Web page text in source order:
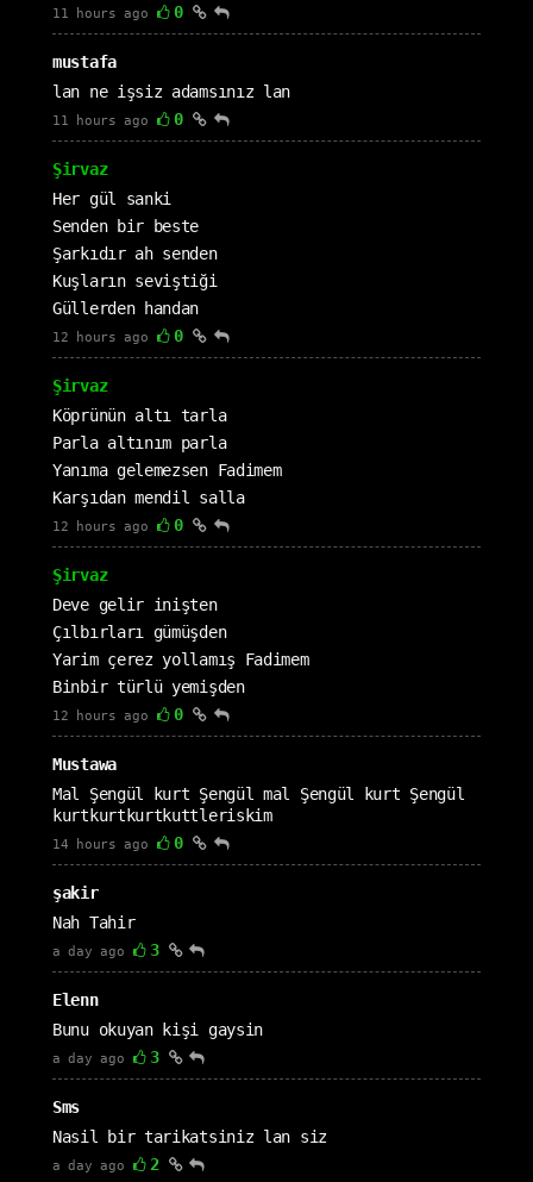
11 hours ago 0
mustafa
lan ne işsiz adamsınız lan
11 hours ago 0
Şirvaz
Her gül sanki
Senden bir beste
Şarkıdır ah senden
Kuşların seviştiği
Güllerden handan
12 hours ago 0
Şirvaz
Köprünün altı tarla
Parla altınım parla
Yanıma gelemezsen Fadimem
Karşıdan mendil salla
12 hours ago 0
Şirvaz
Deve gelir inişten
Çılbırları gümüşden
Yarim çerez yollamış Fadimem
Binbir türlü yemişden
12 hours ago 0
Mustawa
Mal Şengül kurt Şengül mal Şengül kurt Şengül
kurtkurtkurtkuttleriskim
14 hours ago 0
şakir
Nah Tahir
a day ago 3
Elenn
Bunu okuyan kişi gaysin
a day ago 3
Sms
Nasil bir tarikatsiniz lan siz
a day ago 2